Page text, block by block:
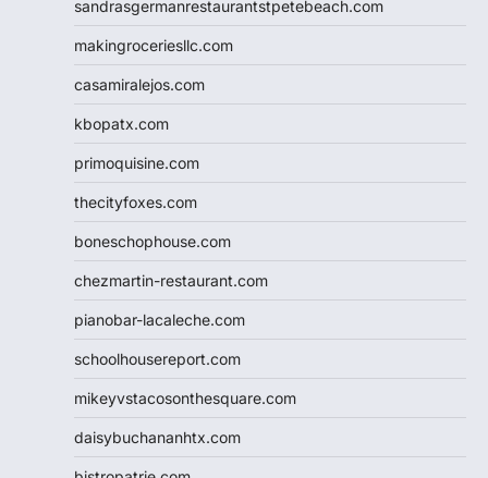
sandrasgermanrestaurantstpetebeach.com
makingroceriesllc.com
casamiralejos.com
kbopatx.com
primoquisine.com
thecityfoxes.com
boneschophouse.com
chezmartin-restaurant.com
pianobar-lacaleche.com
schoolhousereport.com
mikeyvstacosonthesquare.com
daisybuchananhtx.com